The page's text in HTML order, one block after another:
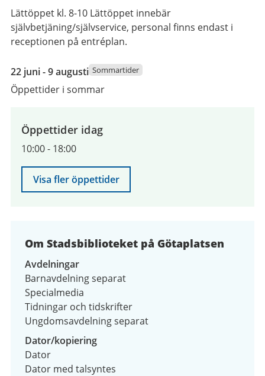
Lättöppet kl. 8-10 Lättöppet innebär
självbetjäning/självservice, personal finns endast i
receptionen på entréplan.
22
juni
2026
augusti
2026
22 juni - 9 augusti Sommartider
Öppettider i sommar
Öppettider idag
10:00- 18:00
Visa fler öppettider
Om Stadsbiblioteket på Götaplatsen
Avdelningar
Barnavdelning separat
Specialmedia
Tidningar och tidskrifter
Ungdomsavdelning separat
Dator/kopiering
Dator
Dator med talsyntes